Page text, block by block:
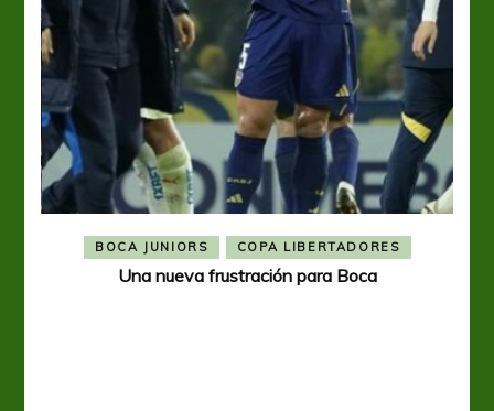
BOCA JUNIORS COPA LIBERTADORES
Una nueva frustración para Boca